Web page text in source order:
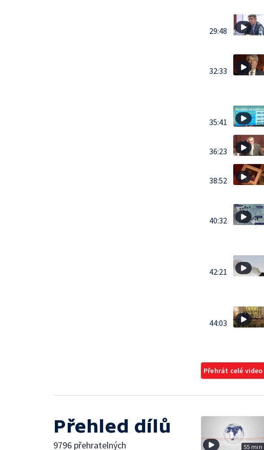
29:48
32:33
35:41
36:23
38:52
40:32
42:21
44:03
Přehrát celé video
Přehled dílů
9796 přehratelných 55 min